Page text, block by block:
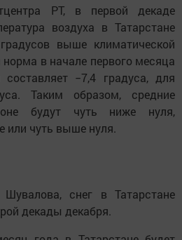
РТ, в первой декаде
воздуха в Татарстане
выше климатической
в начале первого месяца
−7,4 градуса, для
Таким образом, средние
будут чуть ниже нуля,
или чуть выше нуля.
снег в Татарстане
декады декабря.